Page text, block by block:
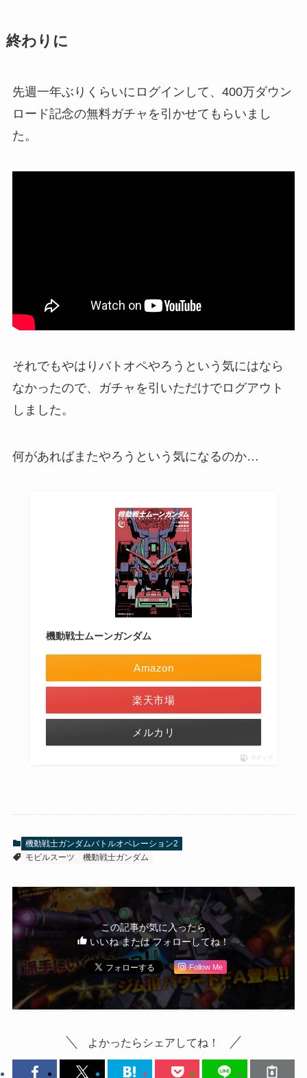
終わりに
先週一年ぶりくらいにログインして、400万ダウン
ロード記念の無料ガチャを引かせてもらいまし
た。
それでもやはりバトオペやろうという気にはなら
なかったので、ガチャを引いただけでログアウト
しました。
何があればまたやろうという気になるのか…
機動戦士ムーンガンダム
Amazon
楽天市場
メルカリ
ポチップ
機動戦士ガンダムバトルオペレーション2
モビルスーツ
機動戦士ガンダム
この記事が気に入ったら
いいね または フォローしてね！
Follow Me
よかったらシェアしてね！